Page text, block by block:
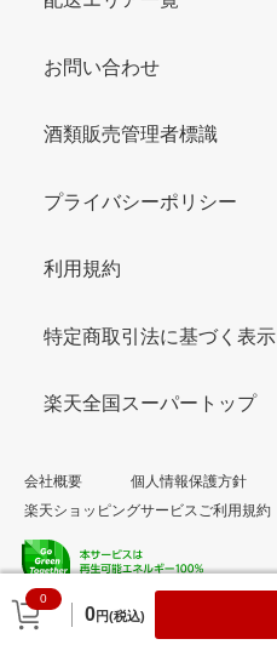
0
0円(税込)
お問い合わせ
酒類販売管理者標識
プライバシーポリシー
利用規約
特定商取引法に基づく表示
楽天全国スーパートップ
会社概要
個人情報保護方針
楽天ショッピングサービスご利用規約
© Rakuten Group, Inc.